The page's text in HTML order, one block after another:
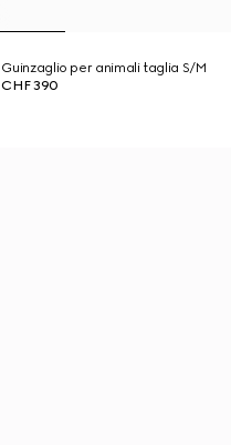
Guinzaglio per animali taglia S/M
CHF 390